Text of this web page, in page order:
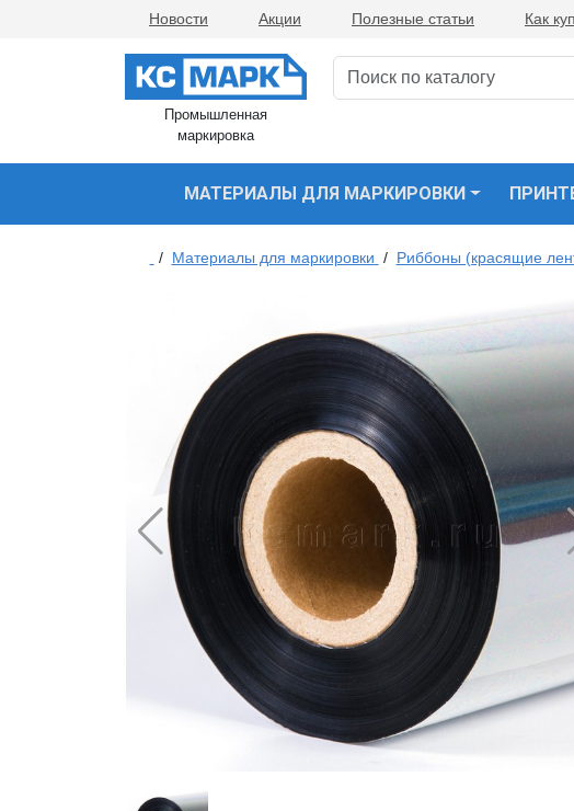
Новости Акции Полезные статьи Как
Промышленная
маркировка
МАТЕРИАЛЫ ДЛЯ МАРКИРОВКИ
/ Материалы для маркировки / Риббоны (красящие